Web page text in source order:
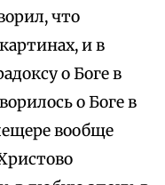
что
и в
о Боге в
о Боге в
вообще